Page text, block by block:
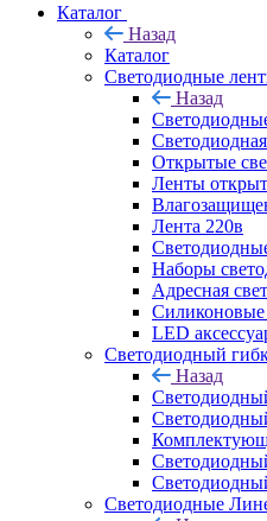
Каталог
Назад
Каталог
Светодиодные
Назад
Открытые
Ленты
Лента 220в
Наборы
Адресная
Силиконовые
LED
Светодиодный
Назад
Светодиодные